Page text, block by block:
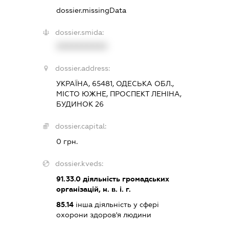
dossier.missingData
dossier.smida:
dossier.address:
УКРАЇНА, 65481, ОДЕСЬКА ОБЛ.,
МІСТО ЮЖНЕ, ПРОСПЕКТ ЛЕНІНА,
БУДИНОК 26
dossier.capital:
0 грн.
dossier.kveds:
91.33.0діяльність громадських
організацій, н. в. і. г.
85.14інша діяльність у сфері
охорони здоров'я людини